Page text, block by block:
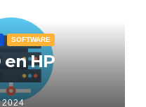
SOFTWARE
HP
2024